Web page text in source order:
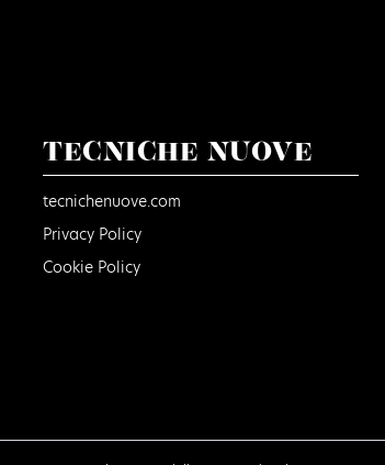
TECNICHE NUOVE
tecnichenuove.com
Privacy Policy
Cookie Policy